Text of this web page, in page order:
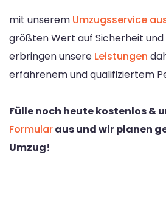
mit unserem Umzugsservice
größten Wert auf Sicherheit
erbringen unsere Leistungen
erfahrenem und qualifiziertem
Fülle noch heute kostenlos &
Formularaus und wir planen
Umzug!